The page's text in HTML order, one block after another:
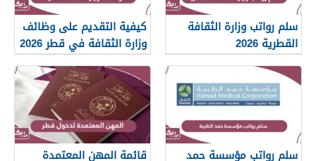
سلم رواتب وزارة الثقافة
القطرية 2026
كيفية التقديم على وظائف
وزارة الثقافة في قطر 2026
سلم رواتب مؤسسة حمد قائمة المهن المعتمدة